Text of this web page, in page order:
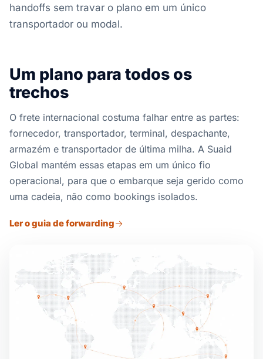
handoffs sem travar o plano em um único
transportador ou modal.
Um plano para todos os
trechos
O frete internacional costuma falhar entre as partes:
fornecedor, transportador, terminal, despachante,
armazém e transportador de última milha. A Suaid
Global mantém essas etapas em um único fio
operacional, para que o embarque seja gerido como
uma cadeia, não como bookings isolados.
Ler o guia de forwarding